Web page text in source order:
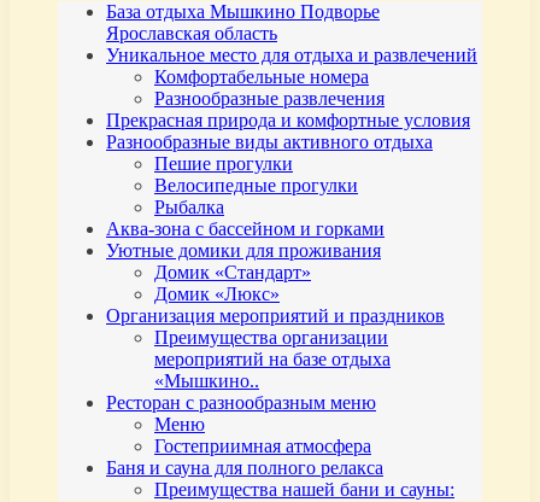
База отдыха Мышкино Подворье
Ярославская область
Уникальное место для отдыха и развлечений
Комфортабельные номера
Разнообразные развлечения
Прекрасная природа и комфортные условия
Разнообразные виды активного отдыха
Пешие прогулки
Велосипедные прогулки
Рыбалка
Аква-зона с бассейном и горками
Уютные домики для проживания
Домик «Стандарт»
Домик «Люкс»
Организация мероприятий и праздников
Преимущества организации
мероприятий на базе отдыха
«Мышкино..
Ресторан с разнообразным меню
Меню
Гостеприимная атмосфера
Баня и сауна для полного релакса
Преимущества нашей бани и сауны: